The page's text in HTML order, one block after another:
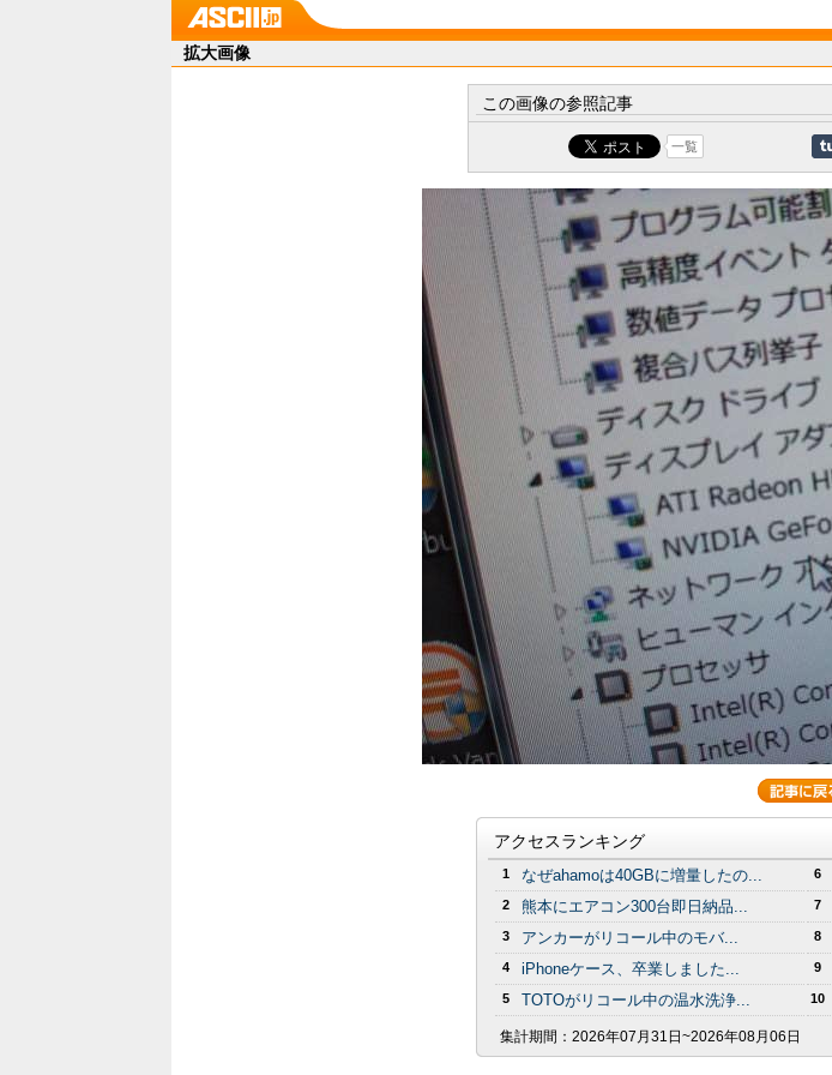
拡大画像
この画像の参照記事
一覧
アクセスランキング
1 なぜahamoは40GBに増量したの...
2 熊本にエアコン300台即日納品...
3 アンカーがリコール中のモバ...
4 iPhoneケース、卒業しました...
5 TOTOがリコール中の温水洗浄...
6
7
8
9
10
集計期間： 2026年07月31日~2026年08月06日